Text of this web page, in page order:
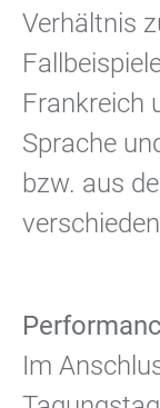
Verhältnis
Frankreich
Sprache
bzw. aus
Im